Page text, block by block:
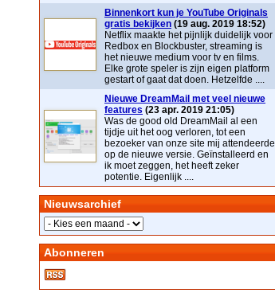
Binnenkort kun je YouTube Originals
gratis bekijken (19 aug. 2019 18:52)
Netflix maakte het pijnlijk duidelijk voor
Redbox en Blockbuster, streaming is
het nieuwe medium voor tv en films.
Elke grote speler is zijn eigen platform
gestart of gaat dat doen. Hetzelfde ....
Nieuwe DreamMail met veel nieuwe
features (23 apr. 2019 21:05)
Was de good old DreamMail al een
tijdje uit het oog verloren, tot een
bezoeker van onze site mij attendeerde
op de nieuwe versie. Geïnstalleerd en
ik moet zeggen, het heeft zeker
potentie. Eigenlijk ....
Nieuwsarchief
Abonneren